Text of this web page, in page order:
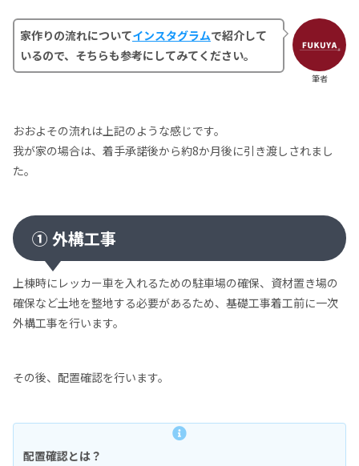
筆者
家作りの流れについてインスタグラムで紹介して
いるので、そちらも参考にしてみてください。
おおよその流れは上記のような感じです。
我が家の場合は、着手承諾後から約8か月後に引き渡しされまし
た。
① 外構工事
上棟時にレッカー車を入れるための駐車場の確保、資材置き場の
確保など土地を整地する必要があるため、基礎工事着工前に一次
外構工事を行います。
その後、配置確認を行います。
配置確認とは？